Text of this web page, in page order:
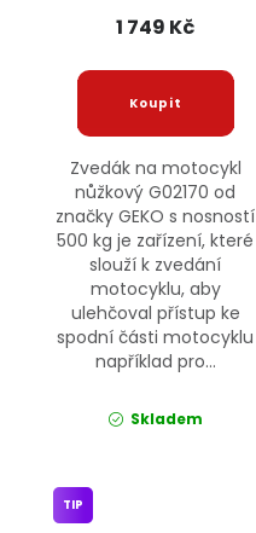
1 749 Kč
Zvedák na motocykl
nůžkový G02170 od
značky GEKO s nosností
500 kg je zařízení, které
slouží k zvedání
motocyklu, aby
ulehčoval přístup ke
spodní části motocyklu
například pro...
Skladem
TIP